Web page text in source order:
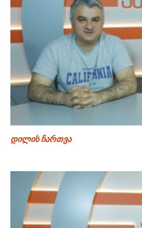
დილის ჩართვა